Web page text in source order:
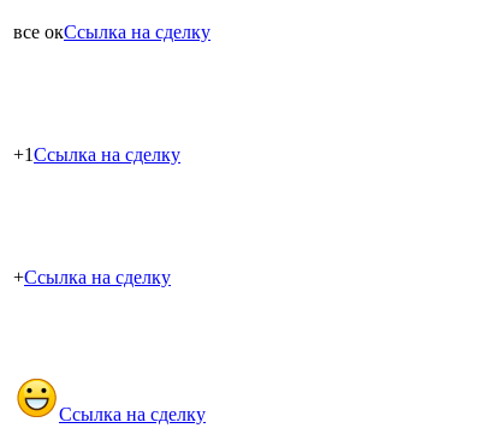
все окСсылка на сделку
+1Ссылка на сделку
+Ссылка на сделку
Ссылка на сделку